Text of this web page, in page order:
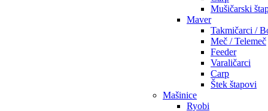
Mušičarski
Maver
Takmičarci /
Meč / Telemeč
Feeder
Varaličarci
Carp
Štek štapovi
Mašinice
Ryobi